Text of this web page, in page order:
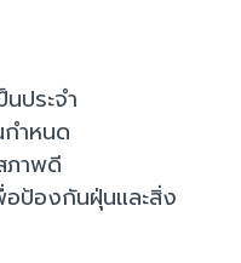
ประจำ
ำหนด
ภาพดี
อป้องกันฝุ่นและสิ่ง